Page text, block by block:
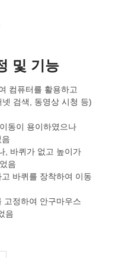
및 기능
컴퓨터를 활용하고
검색, 동영상 시청 등)
동이 용이하였으나
, 바퀴가 없고 높이가
음
바퀴를 장착하여 이동
고정하여 안구마우스
음